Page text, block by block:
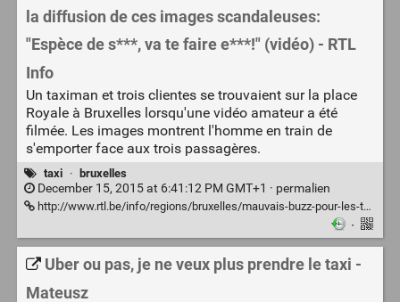
la diffusion de ces images scandaleuses:
"Espèce de s***, va te faire e***!" (vidéo) - RTL
Info
Un taximan et trois clientes se trouvaient sur la place
Royale à Bruxelles lorsqu'une vidéo amateur a été
filmée. Les images montrent l'homme en train de
s'emporter face aux trois passagères.
taxi · bruxelles
December 15, 2015 at 6:41:12 PM GMT+1 · permalien
http://www.rtl.be/info/regions/bruxelles/mauvais-buzz-pour-les-taxis-bruxellois-apres-la-diffusion-de-ces-images-scandaleuses-espece-de-s-va-te-faire-e-video--779268.aspx
·
Uber ou pas, je ne veux plus prendre le taxi -
Mateusz